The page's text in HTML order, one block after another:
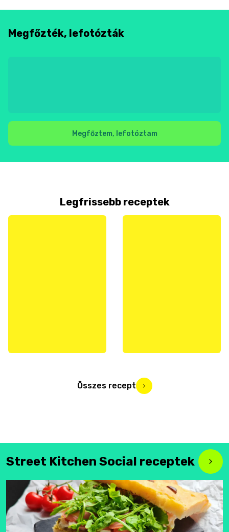
Megfőzték, lefotózták
Megfőztem, lefotóztam
Legfrissebb receptek
Összes recept
Street Kitchen Social receptek